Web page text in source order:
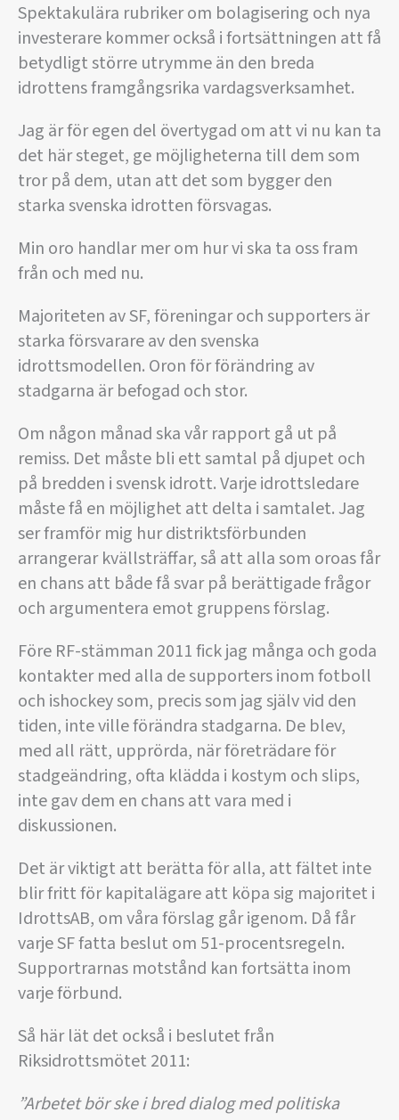
Spektakulära rubriker om bolagisering och nya
investerare kommer också i fortsättningen att få
betydligt större utrymme än den breda
idrottens framgångsrika vardagsverksamhet.
Jag är för egen del övertygad om att vi nu kan ta
det här steget, ge möjligheterna till dem som
tror på dem, utan att det som bygger den
starka svenska idrotten försvagas.
Min oro handlar mer om hur vi ska ta oss fram
från och med nu.
Majoriteten av SF, föreningar och supporters är
starka försvarare av den svenska
idrottsmodellen. Oron för förändring av
stadgarna är befogad och stor.
Om någon månad ska vår rapport gå ut på
remiss. Det måste bli ett samtal på djupet och
på bredden i svensk idrott. Varje idrottsledare
måste få en möjlighet att delta i samtalet. Jag
ser framför mig hur distriktsförbunden
arrangerar kvällsträffar, så att alla som oroas får
en chans att både få svar på berättigade frågor
och argumentera emot gruppens förslag.
Före RF-stämman 2011 fick jag många och goda
kontakter med alla de supporters inom fotboll
och ishockey som, precis som jag själv vid den
tiden, inte ville förändra stadgarna. De blev,
med all rätt, upprörda, när företrädare för
stadgeändring, ofta klädda i kostym och slips,
inte gav dem en chans att vara med i
diskussionen.
Det är viktigt att berätta för alla, att fältet inte
blir fritt för kapitalägare att köpa sig majoritet i
IdrottsAB, om våra förslag går igenom. Då får
varje SF fatta beslut om 51-procentsregeln.
Supportrarnas motstånd kan fortsätta inom
varje förbund.
Så här lät det också i beslutet från
Riksidrottsmötet 2011:
”Arbetet bör ske i bred dialog med politiska